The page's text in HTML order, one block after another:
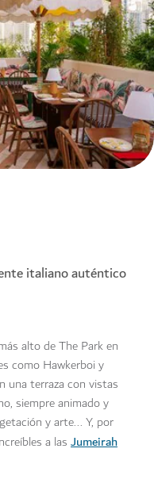
italiano auténtico
alto de The Park en
como Hawkerboi y
una terraza con vistas
siempre animado y
y arte... Y, por
a las Jumeirah